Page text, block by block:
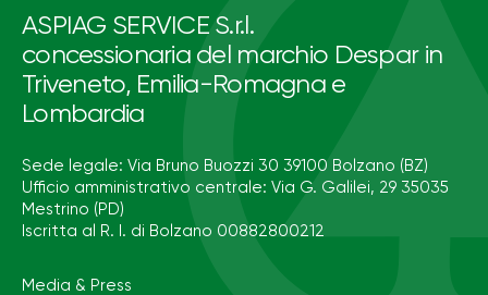
ASPIAG SERVICE S.r.l.
concessionaria del marchio Despar in
Triveneto, Emilia-Romagna e
Lombardia
Sede legale: Via Bruno Buozzi 30 39100 Bolzano (BZ)
Ufficio amministrativo centrale: Via G. Galilei, 29 35035
Mestrino (PD)
Iscritta al R. I. di Bolzano 00882800212
Media & Press